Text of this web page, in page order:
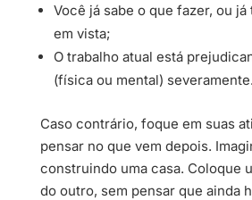
Você já sabe o que fazer, ou
em vista;
O trabalho atual está
(física ou mental) severamente.
Caso contrário, foque em suas
pensar no que vem depois.
construindo uma casa. Coloque
do outro, sem pensar que ainda